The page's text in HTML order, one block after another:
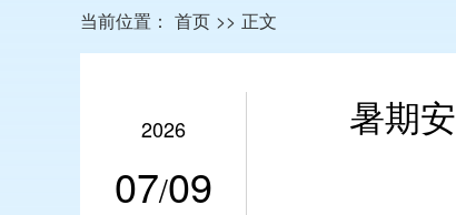
当前位置： 首页 >> 正文
2026
07/09
暑期